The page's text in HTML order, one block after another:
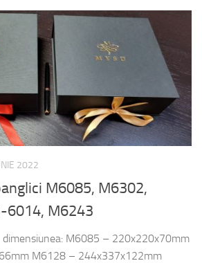
2022
M6085, M6302,
6014, M6243
dimensiunea: M6085 – 220x220x70mm
M6128 – 244x337x122mm